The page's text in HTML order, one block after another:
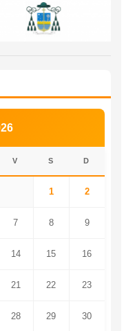
V S D
1 2
7 8 9
14 15 16
21 22 23
28 29 30